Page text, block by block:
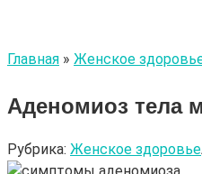
Главная » Женское
Аденомиоз тела
Рубрика: Женское здоровье